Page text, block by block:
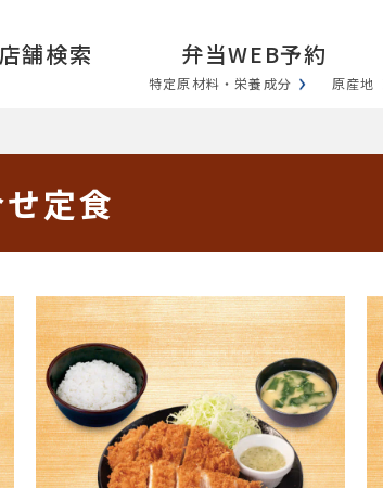
特定原材料・栄養成分 原産地
店舗検索 弁当WEB予約
定食